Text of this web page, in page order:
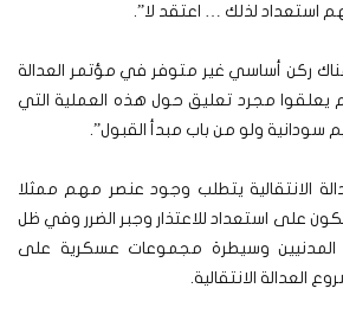
استعداد لذلك … اعتقد لا”.
ركن أساسي غير متوفر في مؤتمر العدالة
يعلقوا مجرد تعليق حول هذه العملية التي
ولو من باب مبدأ القبول”.
الانتقالية يتطلب وجود عنصر مهم ممثلا
على استعداد للاعتذار وجبر الضرر وفي ظل
المدنيين وسيطرة مجموعات عسكرية على
العدالة الانتقالية.